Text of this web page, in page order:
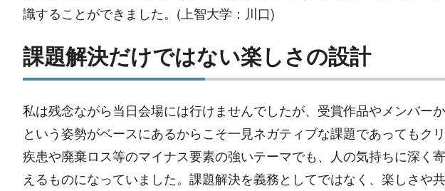
識することができました。(上智大学：川口)
課題解決だけではない楽しさの設計
私は残念ながら当日会場には行けませんでしたが、受賞作品やメンバー
という姿勢がベースにあるからこそ一見ネガティブな課題であってもク
疾患や廃棄ロス等のマイナス要素の強いテーマでも、人の気持ちに深
えるものになっていました。課題解決を義務としてではなく、楽しさや